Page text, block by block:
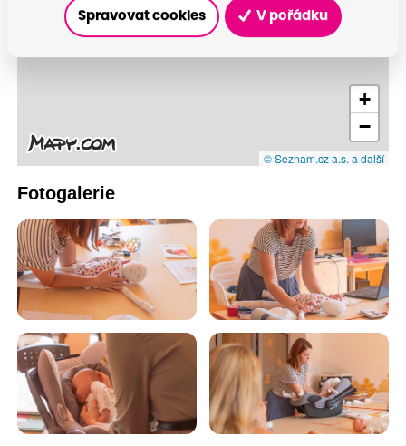
+
−
© Seznam.cz a.s. a další
Fotogalerie
Spravovat cookies V pořádku